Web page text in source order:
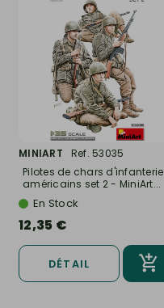
MINIART
Ref. 53035
Pilotes de chars d'infanterie
américains set 2 - MiniArt...
En Stock
12,35 €
DÉTAIL